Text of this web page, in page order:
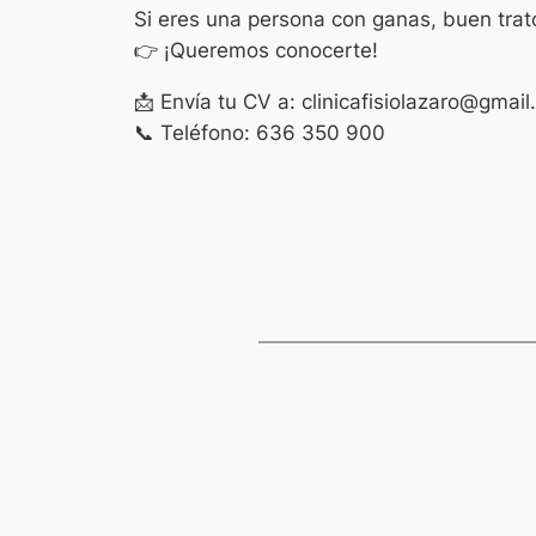
Si eres una persona con ganas, buen
👉 ¡Queremos conocerte!
📩 Envía tu CV a:
📞 Teléfono: 636 350 900